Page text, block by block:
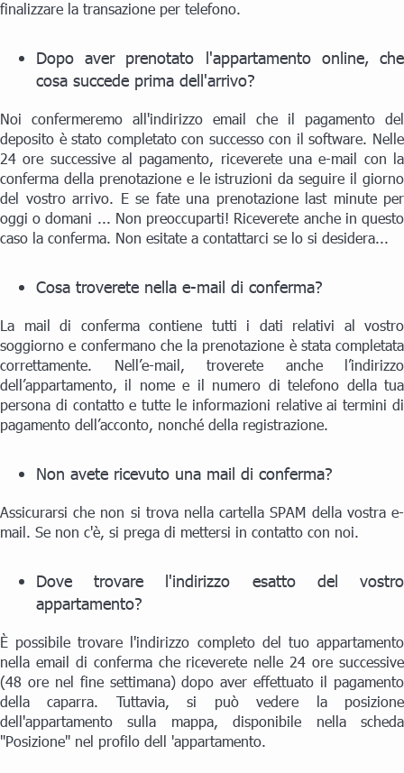
finalizzare la transazione per telefono.
Dopo aver prenotato l'appartamento online, che
cosa succede prima dell'arrivo?
Noi confermeremo all'indirizzo email che il pagamento del
deposito è stato completato con successo con il software. Nelle
24 ore successive al pagamento, riceverete una e-mail con la
conferma della prenotazione e le istruzioni da seguire il giorno
del vostro arrivo. E se fate una prenotazione last minute per
oggi o domani ... Non preoccuparti! Riceverete anche in questo
caso la conferma. Non esitate a contattarci se lo si desidera...
Cosa troverete nella e-mail di conferma?
La mail di conferma contiene tutti i dati relativi al vostro
soggiorno e confermano che la prenotazione è stata completata
correttamente. Nell’e-mail, troverete anche l’indirizzo
dell’appartamento, il nome e il numero di telefono della tua
persona di contatto e tutte le informazioni relative ai termini di
pagamento dell’acconto, nonché della registrazione.
Non avete ricevuto una mail di conferma?
Assicurarsi che non si trova nella cartella SPAM della vostra e-
mail. Se non c'è, si prega di mettersi in contatto con noi.
Dove trovare l'indirizzo esatto del vostro
appartamento?
È possibile trovare l'indirizzo completo del tuo appartamento
nella email di conferma che riceverete nelle 24 ore successive
(48 ore nel fine settimana) dopo aver effettuato il pagamento
della caparra. Tuttavia, si può vedere la posizione
dell'appartamento sulla mappa, disponibile nella scheda
"Posizione" nel profilo dell 'appartamento.